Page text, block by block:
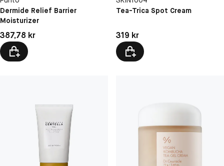
Dermide Relief Barrier
Moisturizer
Pris: 387,78 kr
387,78 kr
Tea-Trica Spot Cream
Pris: 319 kr
319 kr